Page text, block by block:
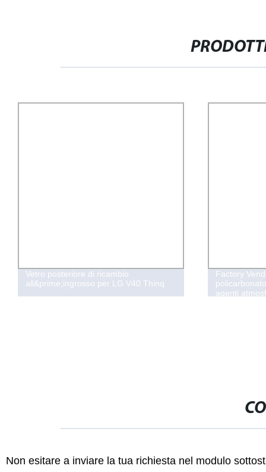
V40 Thinq
Factory Vendita diretta vetro in
policarbonato resistente agli urti e agli
agenti atmosferici per Copertura
Non esitare a inviare la tua richiesta nel modulo